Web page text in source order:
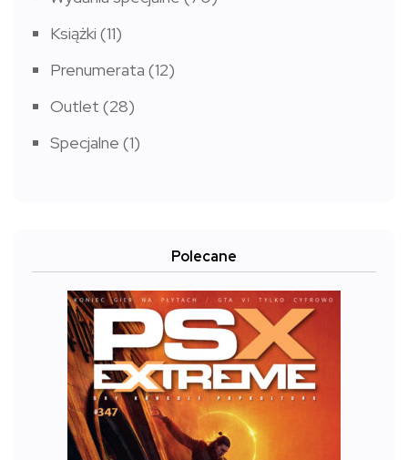
Książki (11)
Prenumerata (12)
Outlet (28)
Specjalne (1)
Polecane